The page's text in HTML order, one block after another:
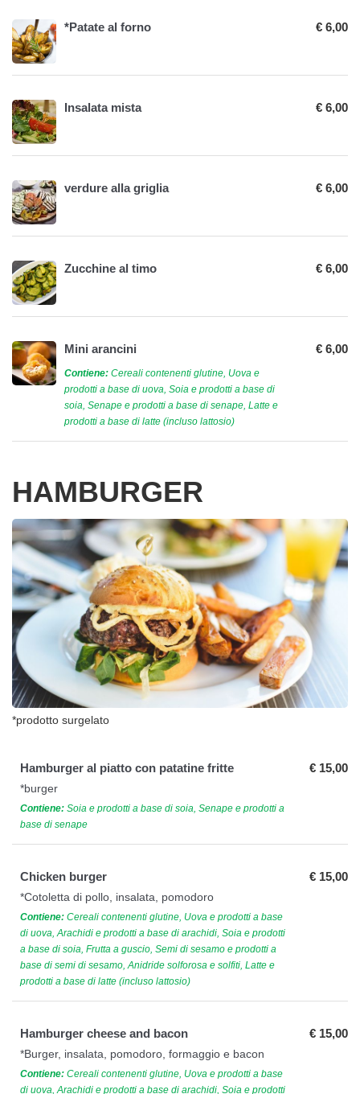
*Patate al forno € 6,00
Insalata mista € 6,00
verdure alla griglia € 6,00
Zucchine al timo € 6,00
Mini arancini
Contiene: Cereali contenenti glutine, Uova e
prodotti a base di uova, Soia e prodotti a base di
soia, Senape e prodotti a base di senape, Latte e
prodotti a base di latte (incluso lattosio)
€ 6,00
HAMBURGER
*prodotto surgelato
Hamburger al piatto con patatine fritte
*burger
Contiene: Soia e prodotti a base di soia, Senape e prodotti a
base di senape
€ 15,00
Chicken burger
*Cotoletta di pollo, insalata, pomodoro
Contiene: Cereali contenenti glutine, Uova e prodotti a base
di uova, Arachidi e prodotti a base di arachidi, Soia e prodotti
a base di soia, Frutta a guscio, Semi di sesamo e prodotti a
base di semi di sesamo, Anidride solforosa e solfiti, Latte e
prodotti a base di latte (incluso lattosio)
€ 15,00
Hamburger cheese and bacon
*Burger, insalata, pomodoro, formaggio e bacon
Contiene: Cereali contenenti glutine, Uova e prodotti a base
di uova, Arachidi e prodotti a base di arachidi, Soia e prodotti
€ 15,00